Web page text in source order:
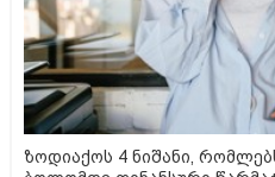
ზოდიაქოს 4 ნიშანი,